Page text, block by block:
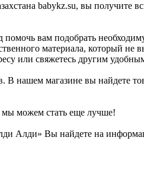
babykz.su, вы получите
вам подобрать
материала, который не
или свяжетесь другим
нашем магазине вы найдете
мы можем стать еще лучше!
Алди» Вы найдете на